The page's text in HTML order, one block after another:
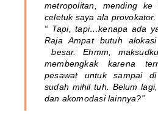
metropolitan, mending ke
celetuk saya ala provokator.
“ Tapi, tapi…kenapa ada
Raja Ampat butuh
besar. Ehmm,
membengkak karena
pesawat untuk sampai
sudah mihil tuh. Belum
dan akomodasi lainnya?”